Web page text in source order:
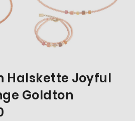
Halskette Joyful
Goldton